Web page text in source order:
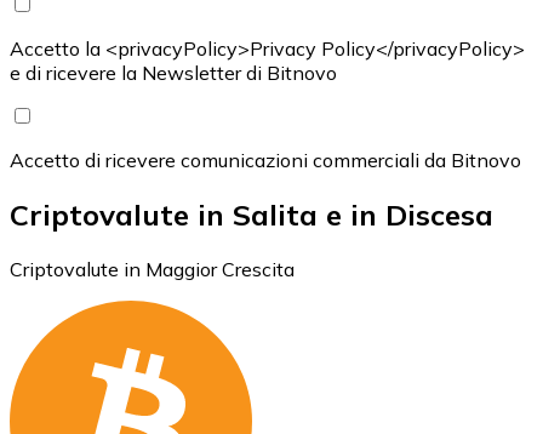
Accetto la <privacyPolicy>Privacy Policy</privacyPolicy>
e di ricevere la Newsletter di Bitnovo
Accetto di ricevere comunicazioni commerciali da Bitnovo
Criptovalute in Salita e in Discesa
Criptovalute in Maggior Crescita